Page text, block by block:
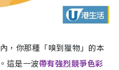
，你那種「嗅到獵物」的本
這是一波帶有強烈競爭色彩